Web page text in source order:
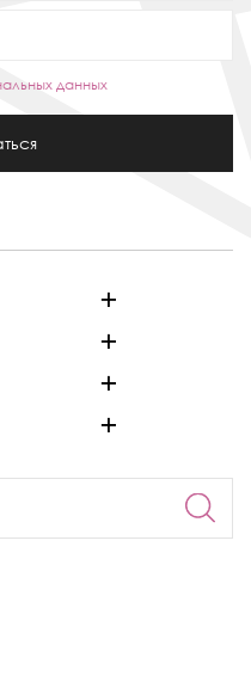
данных